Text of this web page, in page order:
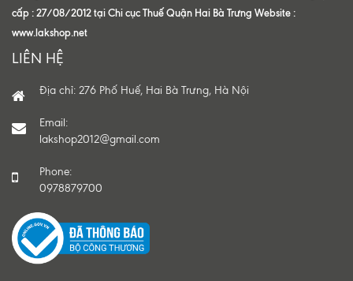
cấp : 27/08/2012 tại Chi cục Thuế Quận Hai Bà Trưng Website :
www.lakshop.net
LIÊN HỆ
Địa chỉ: 276 Phố Huế, Hai Bà Trưng, Hà Nội
Email:
lakshop2012@gmail.com
Phone:
0978879700